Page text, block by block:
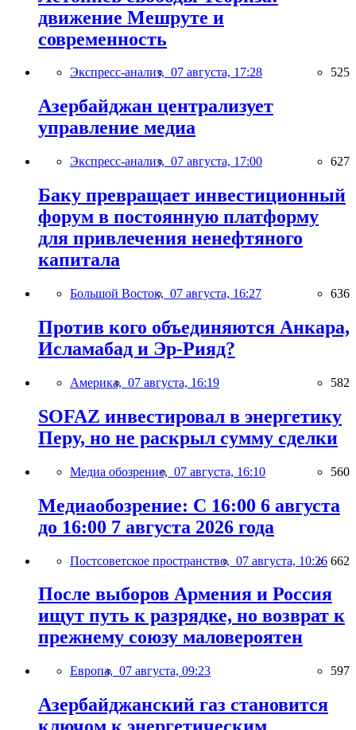
движение Мешруте и
современность
Экспресс-анализ, 07 августа, 17:28 525
Азербайджан централизует
управление медиа
Экспресс-анализ, 07 августа, 17:00 627
Баку превращает инвестиционный
форум в постоянную платформу
для привлечения ненефтяного
капитала
Большой Восток, 07 августа, 16:27 636
Против кого объединяются Анкара,
Исламабад и Эр-Рияд?
Америка, 07 августа, 16:19 582
SOFAZ инвестировал в энергетику
Перу, но не раскрыл сумму сделки
Медиа обозрение, 07 августа, 16:10 560
Медиаобозрение: С 16:00 6 августа
до 16:00 7 августа 2026 года
Постсоветское пространство, 07 августа, 10:26 662
После выборов Армения и Россия
ищут путь к разрядке, но возврат к
прежнему союзу маловероятен
Европа, 07 августа, 09:23 597
Азербайджанский газ становится